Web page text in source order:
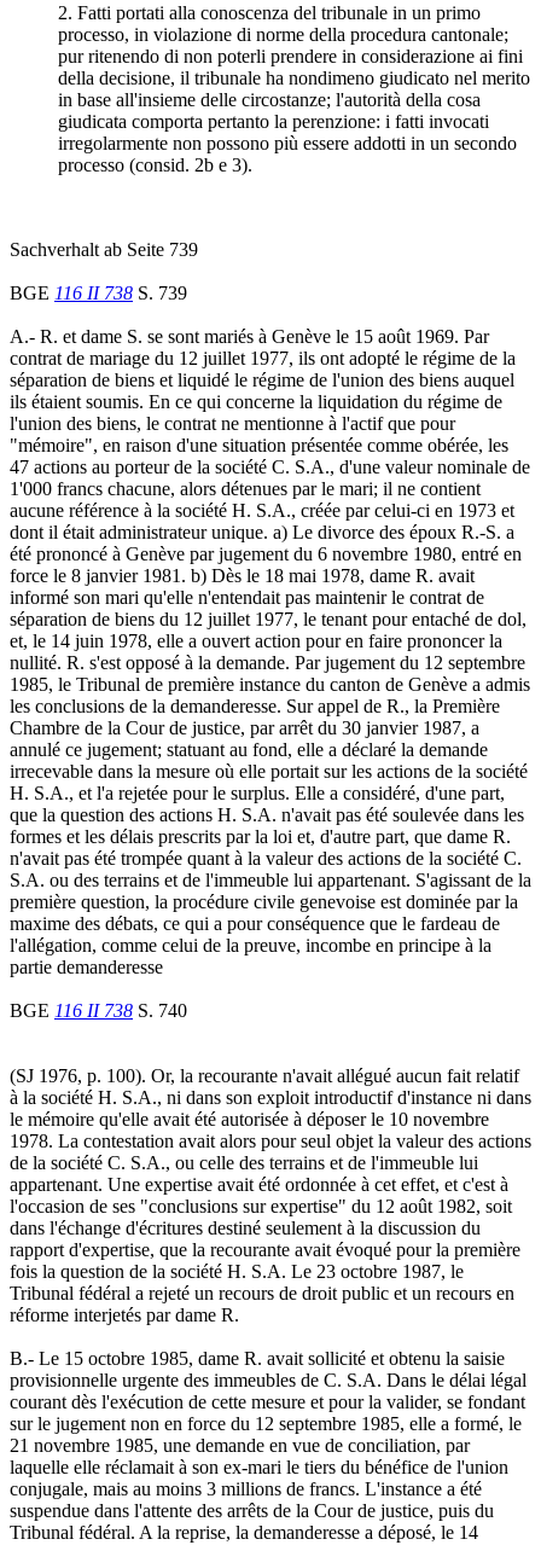
2. Fatti portati alla conoscenza del tribunale in un primo
processo, in violazione di norme della procedura cantonale;
pur ritenendo di non poterli prendere in considerazione ai fini
della decisione, il tribunale ha nondimeno giudicato nel merito
in base all'insieme delle circostanze; l'autorità della cosa
giudicata comporta pertanto la perenzione: i fatti invocati
irregolarmente non possono più essere addotti in un secondo
processo (consid. 2b e 3).
Sachverhalt ab Seite 739
BGE 116 II 738 S. 739
A.- R. et dame S. se sont mariés à Genève le 15 août 1969. Par
contrat de mariage du 12 juillet 1977, ils ont adopté le régime de la
séparation de biens et liquidé le régime de l'union des biens auquel
ils étaient soumis. En ce qui concerne la liquidation du régime de
l'union des biens, le contrat ne mentionne à l'actif que pour
"mémoire", en raison d'une situation présentée comme obérée, les
47 actions au porteur de la société C. S.A., d'une valeur nominale de
1'000 francs chacune, alors détenues par le mari; il ne contient
aucune référence à la société H. S.A., créée par celui-ci en 1973 et
dont il était administrateur unique. a) Le divorce des époux R.-S. a
été prononcé à Genève par jugement du 6 novembre 1980, entré en
force le 8 janvier 1981. b) Dès le 18 mai 1978, dame R. avait
informé son mari qu'elle n'entendait pas maintenir le contrat de
séparation de biens du 12 juillet 1977, le tenant pour entaché de dol,
et, le 14 juin 1978, elle a ouvert action pour en faire prononcer la
nullité. R. s'est opposé à la demande. Par jugement du 12 septembre
1985, le Tribunal de première instance du canton de Genève a admis
les conclusions de la demanderesse. Sur appel de R., la Première
Chambre de la Cour de justice, par arrêt du 30 janvier 1987, a
annulé ce jugement; statuant au fond, elle a déclaré la demande
irrecevable dans la mesure où elle portait sur les actions de la société
H. S.A., et l'a rejetée pour le surplus. Elle a considéré, d'une part,
que la question des actions H. S.A. n'avait pas été soulevée dans les
formes et les délais prescrits par la loi et, d'autre part, que dame R.
n'avait pas été trompée quant à la valeur des actions de la société C.
S.A. ou des terrains et de l'immeuble lui appartenant. S'agissant de la
première question, la procédure civile genevoise est dominée par la
maxime des débats, ce qui a pour conséquence que le fardeau de
l'allégation, comme celui de la preuve, incombe en principe à la
partie demanderesse
BGE 116 II 738 S. 740
(SJ 1976, p. 100). Or, la recourante n'avait allégué aucun fait relatif
à la société H. S.A., ni dans son exploit introductif d'instance ni dans
le mémoire qu'elle avait été autorisée à déposer le 10 novembre
1978. La contestation avait alors pour seul objet la valeur des actions
de la société C. S.A., ou celle des terrains et de l'immeuble lui
appartenant. Une expertise avait été ordonnée à cet effet, et c'est à
l'occasion de ses "conclusions sur expertise" du 12 août 1982, soit
dans l'échange d'écritures destiné seulement à la discussion du
rapport d'expertise, que la recourante avait évoqué pour la première
fois la question de la société H. S.A. Le 23 octobre 1987, le
Tribunal fédéral a rejeté un recours de droit public et un recours en
réforme interjetés par dame R.
B.- Le 15 octobre 1985, dame R. avait sollicité et obtenu la saisie
provisionnelle urgente des immeubles de C. S.A. Dans le délai légal
courant dès l'exécution de cette mesure et pour la valider, se fondant
sur le jugement non en force du 12 septembre 1985, elle a formé, le
21 novembre 1985, une demande en vue de conciliation, par
laquelle elle réclamait à son ex-mari le tiers du bénéfice de l'union
conjugale, mais au moins 3 millions de francs. L'instance a été
suspendue dans l'attente des arrêts de la Cour de justice, puis du
Tribunal fédéral. A la reprise, la demanderesse a déposé, le 14